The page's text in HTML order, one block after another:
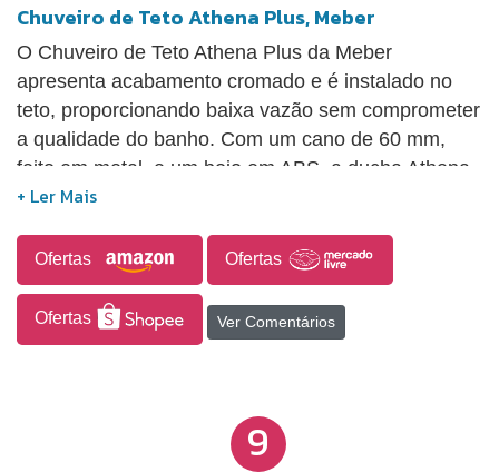
Chuveiro de Teto Athena Plus, Meber
O Chuveiro de Teto Athena Plus da Meber
apresenta acabamento cromado e é instalado no
teto, proporcionando baixa vazão sem comprometer
a qualidade do banho. Com um cano de 60 mm,
feito em metal, e um bojo em ABS, a ducha Athena
Plus 1964 tem uma vazão mínima de 3 litros por
sofisticação, conferindo ainda mais sobriedade aos
ambientes.
Ofertas Ofertas
Ofertas Ver Comentários
9